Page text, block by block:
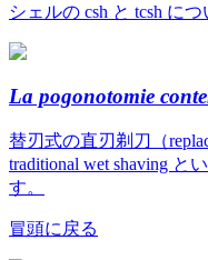
シェルの csh と tcsh に
La pogonotomie
替刃式の直刃剃刀（
traditional wet shaving と
す。
冒頭に戻る